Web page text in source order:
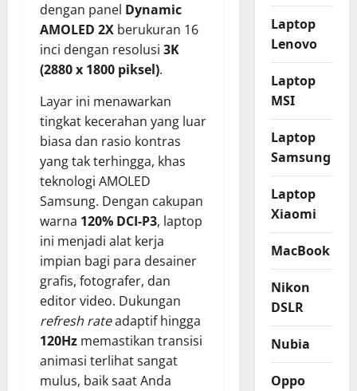
dengan panel Dynamic
AMOLED 2X berukuran 16
inci dengan resolusi 3K
(2880 x 1800 piksel).
Layar ini menawarkan
tingkat kecerahan yang luar
biasa dan rasio kontras
yang tak terhingga, khas
teknologi AMOLED
Samsung. Dengan cakupan
warna 120% DCI-P3, laptop
ini menjadi alat kerja
impian bagi para desainer
grafis, fotografer, dan
editor video. Dukungan
refresh rateadaptif hingga
120Hz memastikan transisi
animasi terlihat sangat
mulus, baik saat Anda
Laptop
Lenovo
Laptop
MSI
Laptop
Samsung
Laptop
Xiaomi
MacBook
Nikon
DSLR
Nubia
Oppo